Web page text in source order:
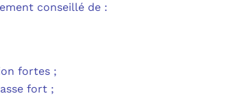
conseillé de :
fortes ;
fort ;